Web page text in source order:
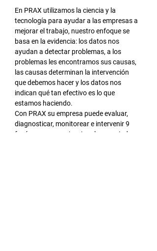
En PRAX utilizamos la ciencia y la
tecnología para ayudar a las empresas a
mejorar el trabajo, nuestro enfoque se
basa en la evidencia: los datos nos
ayudan a detectar problemas, a los
problemas les encontramos sus causas,
las causas determinan la intervención
que debemos hacer y los datos nos
indican qué tan efectivo es lo que
estamos haciendo.
Con PRAX su empresa puede evaluar,
diagnosticar, monitorear e intervenir 9
fenómenos organizacionales asociados a